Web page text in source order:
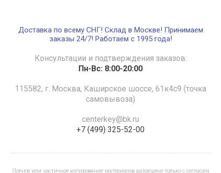
Доставка по всему СНГ! Склад в Москве! Принимаем
заказы 24/7! Работаем с 1995 года!
Консультации и подтверждения заказов:
Пн-Вс: 8:00-20:00
115582, г. Москва, Каширское шоссе, 61к4с9 (точка
самовывоза)
centerkey@bk.ru
+7 (499) 325-52-00
Полное или частичное копирование материалов разрешено только с согласия